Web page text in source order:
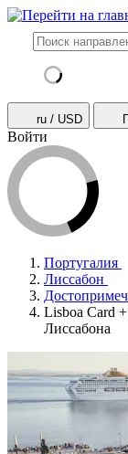
ru / USD
Войти
Португалия
Лиссабон
Lisboa Card
Лиссабона